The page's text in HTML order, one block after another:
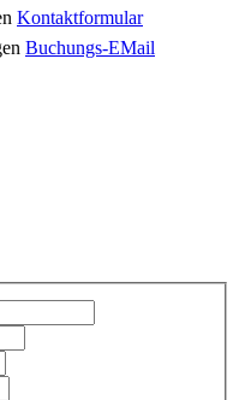
Kontaktformular
Buchungs-EMail